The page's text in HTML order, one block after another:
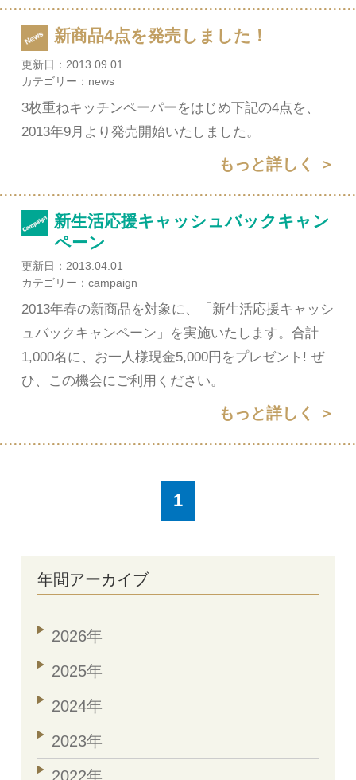
新商品4点を発売しました！
更新日： 2013.09.01
カテゴリー： news
3枚重ねキッチンペーパーをはじめ下記の4点を、
2013年9月より発売開始いたしました。
もっと詳しく ＞
新生活応援キャッシュバックキャン
ペーン
更新日： 2013.04.01
カテゴリー： campaign
2013年春の新商品を対象に、「新生活応援キャッシ
ュバックキャンペーン」を実施いたします。合計
1,000名に、お一人様現金5,000円をプレゼント! ぜ
ひ、この機会にご利用ください。
もっと詳しく ＞
1
年間アーカイブ
2026年
2025年
2024年
2023年
2022年